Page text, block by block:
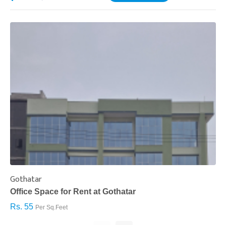
Gothatar
Office Space for Rent at Gothatar
Rs. 55 Per Sq.Feet